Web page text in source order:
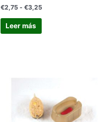
€2,75 - €3,25
Leer más